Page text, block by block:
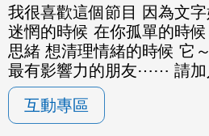
我很喜歡這個節目 因為文
迷惘的時候 在你孤單的時
思緒 想清理情緒的時候 它
最有影響力的朋友⋯⋯ 請加
互動專區